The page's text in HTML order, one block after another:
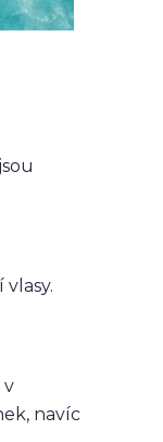
v
navíc